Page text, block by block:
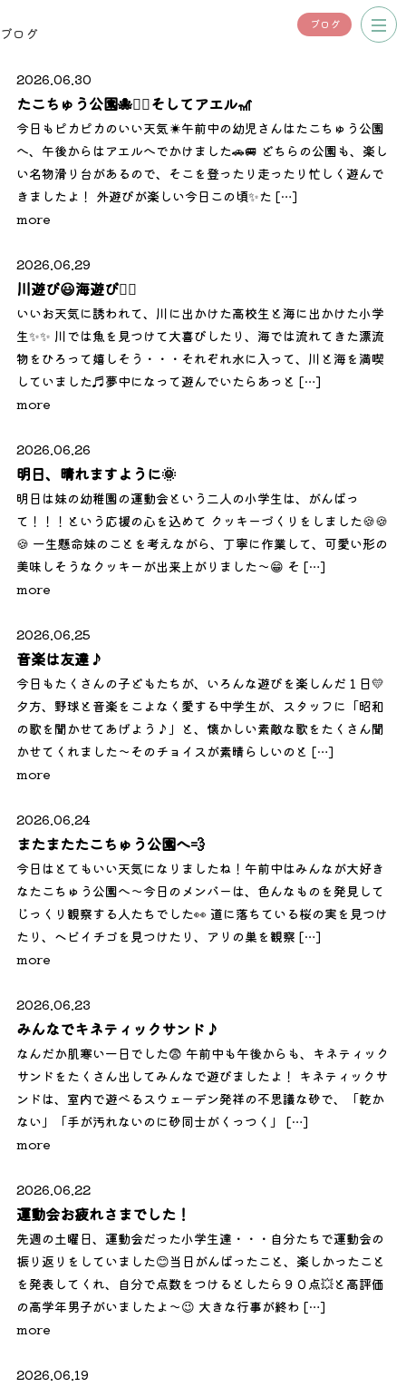
ブログ
ブログ
2026.06.30
たこちゅう公園🐙🏃‍♀️そしてアエル🎢
今日もピカピカのいい天気☀️午前中の幼児さんはたこちゅう公園
へ、午後からはアエルへでかけました🚗🚐 どちらの公園も、楽し
い名物滑り台があるので、そこを登ったり走ったり忙しく遊んで
きましたよ！ 外遊びが楽しい今日この頃✨た […]
more
2026.06.29
川遊び😃海遊び🏃‍♀️
いいお天気に誘われて、川に出かけた高校生と海に出かけた小学
生✨✨ 川では魚を見つけて大喜びしたり、海では流れてきた漂流
物をひろって嬉しそう・・・それぞれ水に入って、川と海を満喫
していました♬夢中になって遊んでいたらあっと […]
more
2026.06.26
明日、晴れますように🌞
明日は妹の幼稚園の運動会という二人の小学生は、がんばっ
て！！！という応援の心を込めて クッキーづくりをしました🍪🍪
🍪 一生懸命妹のことを考えながら、丁寧に作業して、可愛い形の
美味しそうなクッキーが出来上がりました～😁 そ […]
more
2026.06.25
音楽は友達♪
今日もたくさんの子どもたちが、いろんな遊びを楽しんだ１日💛
夕方、野球と音楽をこよなく愛する中学生が、スタッフに「昭和
の歌を聞かせてあげよう♪」と、懐かしい素敵な歌をたくさん聞
かせてくれました～そのチョイスが素晴らしいのと […]
more
2026.06.24
またまたたこちゅう公園へ💨
今日はとてもいい天気になりましたね！午前中はみんなが大好き
なたこちゅう公園へ～今日のメンバーは、色んなものを発見して
じっくり観察する人たちでした👀 道に落ちている桜の実を見つけ
たり、ヘビイチゴを見つけたり、アリの巣を観察 […]
more
2026.06.23
みんなでキネティックサンド♪
なんだか肌寒い一日でした😨 午前中も午後からも、キネティック
サンドをたくさん出してみんなで遊びましたよ！ キネティックサ
ンドは、室内で遊べるスウェーデン発祥の不思議な砂で、「乾か
ない」「手が汚れないのに砂同士がくっつく」 […]
more
2026.06.22
運動会お疲れさまでした！
先週の土曜日、運動会だった小学生達・・・自分たちで運動会の
振り返りをしていました😊当日がんばったこと、楽しかったこと
を発表してくれ、自分で点数をつけるとしたら９０点💥と高評価
の高学年男子がいましたよ～😉 大きな行事が終わ […]
more
2026.06.19